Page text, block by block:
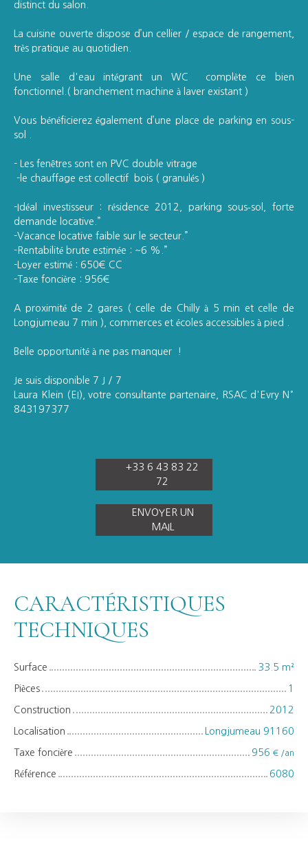
distinct du salon.
La cuisine ouverte dispose d’un cellier / espace de rangement,
très pratique au quotidien.
Une salle d'eau intégrant un WC complète ce bien
fonctionnel.( branchement machine à laver existant )
Vous bénéficierez également d’une place de parking en sous-
sol .
- Les fenêtres sont en PVC double vitrage
-le chauffage est collectif bois ( granulés )
-Idéal investisseur : résidence 2012, parking sous‑sol, forte
demande locative.”
-Vacance locative faible sur le secteur.”
-Rentabilité brute estimée : ~6 %.”
-Loyer estimé : 650€ CC
-Taxe foncière : 956€
A proximité de 2 gares ( celle de Chilly à 5 min et celle de
Longjumeau 7 min ), commerces et écoles accessibles à pied .
Belle opportunité à ne pas manquer !
Je suis disponible 7 J / 7
Laura Klein (EI), votre consultante partenaire, RSAC d'Evry N°
843197377
+33 6 43 83 22
72
ENVOYER UN
MAIL
CARACTÉRISTIQUES
TECHNIQUES
Surface 33.5 m²
Pièces 1
Construction 2012
Localisation Longjumeau 91160
Taxe foncière 956 € /an
Référence 6080